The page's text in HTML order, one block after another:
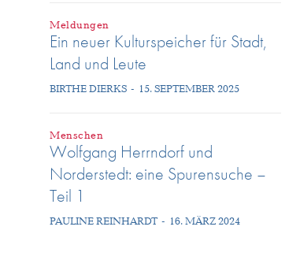
Meldungen
Ein neuer Kulturspeicher für Stadt,
Land und Leute
BIRTHE DIERKS - 15. SEPTEMBER 2025
Menschen
Wolfgang Herrndorf und
Norderstedt: eine Spurensuche –
Teil 1
PAULINE REINHARDT - 16. MÄRZ 2024